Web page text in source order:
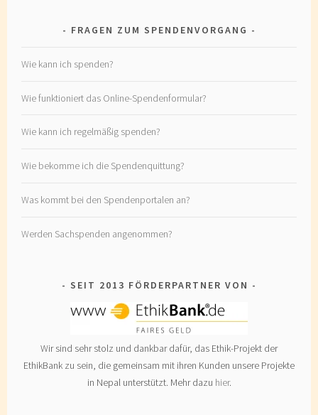
FRAGEN ZUM SPENDENVORGANG
Wie kann ich spenden?
Wie funktioniert das Online-Spendenformular?
Wie kann ich regelmäßig spenden?
Wie bekomme ich die Spendenquittung?
Was kommt bei den Spendenportalen an?
Werden Sachspenden angenommen?
SEIT 2013 FÖRDERPARTNER VON
Wir sind sehr stolz und dankbar dafür, das Ethik-Projekt der
EthikBank zu sein, die gemeinsam mit ihren Kunden unsere Projekte
in Nepal unterstützt. Mehr dazu hier.